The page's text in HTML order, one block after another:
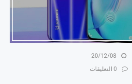
20/12/08
0 التعليقات